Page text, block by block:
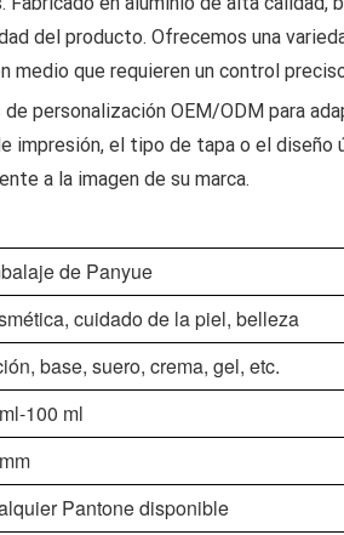
del producto. Ofrecemos una
medio que requieren un control
personalización OEM/ODM para
impresión, el tipo de tapa o el
a la imagen de su marca.
de Panyue
cuidado de la piel, belleza
base, suero, crema, gel, etc.
100 ml
Pantone disponible